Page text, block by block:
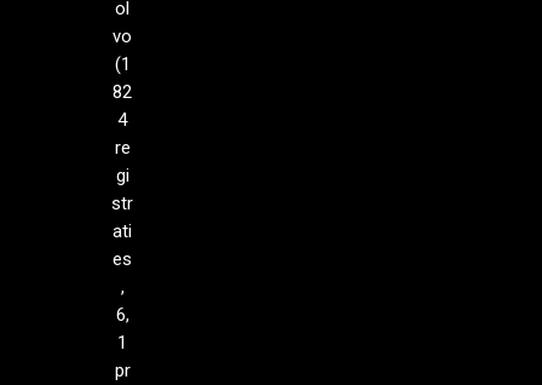
ol
vo
(1
82
4
re
gi
str
ati
es
,
6,
1
pr